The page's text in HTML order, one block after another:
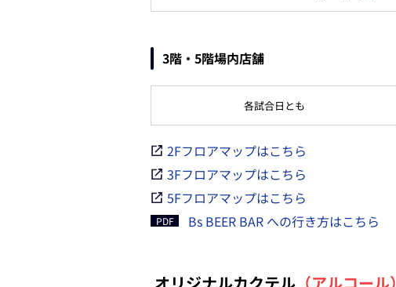
3階・5階場内店舗
各試合日とも
2Fフロアマップはこちら
3Fフロアマップはこちら
5Fフロアマップはこちら
Bs BEER BAR への行き方はこちら